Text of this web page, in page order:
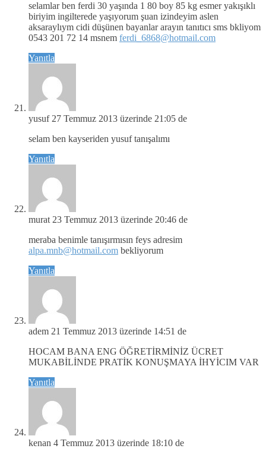
selamlar ben ferdi 30 yaşında 1 80 boy 85 kg esmer yakışıklı
biriyim ingilterede yaşıyorum şuan izindeyim aslen
aksaraylıym cidi düşünen bayanlar arayın tanıtıcı sms bkliyom
0543 201 72 14 msnem ferdi_6868@hotmail.com
Yanıtla
yusuf 27 Temmuz 2013 üzerinde 21:05 de
selam ben kayseriden yusuf tanışalımı
Yanıtla
murat 23 Temmuz 2013 üzerinde 20:46 de
meraba benimle tanışırmısın feys adresim
alpa.mnb@hotmail.com bekliyorum
Yanıtla
adem 21 Temmuz 2013 üzerinde 14:51 de
HOCAM BANA ENG ÖĞRETİRMİNİZ ÜCRET
MUKABİLİNDE PRATİK KONUŞMAYA İHYİCIM VAR
Yanıtla
kenan 4 Temmuz 2013 üzerinde 18:10 de